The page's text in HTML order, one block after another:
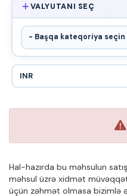
VALYUTANI SEÇ
Hal-hazırda bu məhsulun
məhsul üzrə xidmət
üçün zəhmət olmasa bizimlə